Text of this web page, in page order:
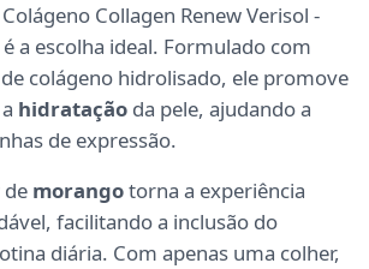
Collagen Renew Verisol -
a escolha ideal. Formulado com
colágeno hidrolisado, ele promove
hidratação da pele, ajudando a
de expressão.
de morangotorna a experiência
facilitando a inclusão do
diária. Com apenas uma colher,